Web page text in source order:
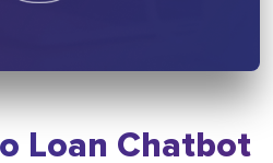
Loan Chatbot